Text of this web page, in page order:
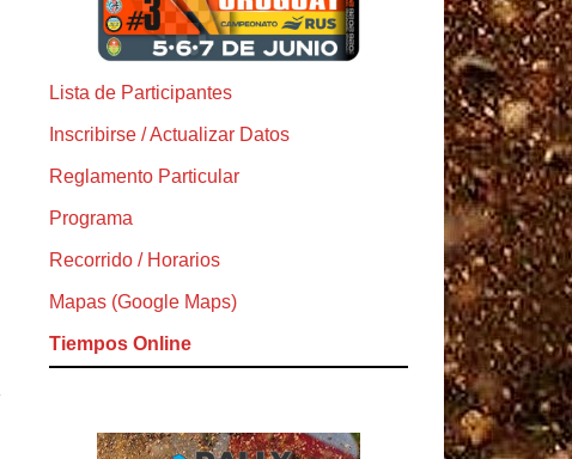
Lista de Participantes
Inscribirse / Actualizar Datos
Reglamento Particular
Programa
Recorrido / Horarios
Mapas (Google Maps)
Tiempos Online